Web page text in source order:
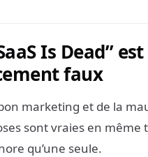
Is Dead” est
faux
marketing et de la
sont vraies en même
qu’une seule.